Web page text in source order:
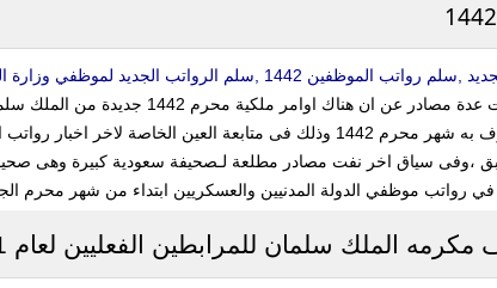
لموظفي وزارة الدفاع ,اخبار تثبيت البدلات للعسكريين
الاوامر الملكية من سبق اليوم ،امر ملكى جديد
وذلك ضمن مسير رواتب الموظفين الجديد الذى سوف يصرف به شهر محرم 1442 وذلك فى
سياق اخر نفت مصادر مطلعة لـصحيفة سعودية كبيرة وهى
رواتب موظفي الدولة المدنيين والعسكريين ابتداء من شهر محرم
الملك سلمان للمرابطين الفعليين لعام 1441